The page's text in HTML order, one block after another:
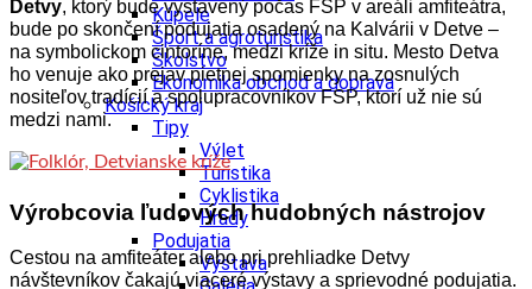
Kúpele
Šport a agroturistika
Školstvo
Ekonomika obchod a doprava
Košický kraj
Tipy
Výlet
Turistika
Cyklistika
Hrady
Podujatia
Výstava
Detvy, ktorý bude vystavený počas FSP v areáli amfiteátra,
bude po skončení podujatia osadený na Kalvárii v Detve –
na symbolickom cintoríne, medzi kríže in situ. Mesto Detva
ho venuje ako prejav pietnej spomienky na zosnulých
nositeľov tradícií a spolupracovníkov FSP, ktorí už nie sú
medzi nami.
Výrobcovia ľudových hudobných nástrojov
Cestou na amfiteáter alebo pri prehliadke Detvy
návštevníkov čakajú viaceré výstavy a sprievodné podujatia.